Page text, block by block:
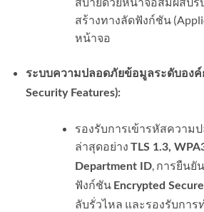
สร้างทางลัดฟังก์ชัน
หน้าจอ
ระบบความปลอดภัยข้อมูลระดับองค์
Security Features):
รองรับการเข้ารหัสความ
ล่าสุดอย่าง TLS 1.3,
Department ID, การยืนยั
ฟังก์ชัน Encrypted
ลับรั่วไหล และรองรับกา